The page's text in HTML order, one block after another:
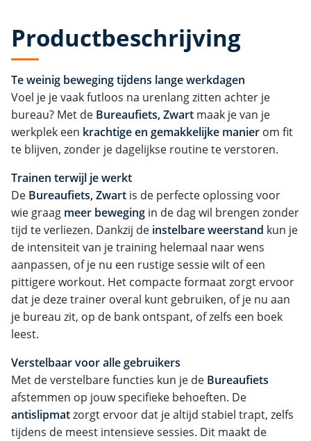
Productbeschrijving
Te weinig beweging tijdens lange werkdagen
Voel je je vaak futloos na urenlang zitten achter je
bureau? Met de Bureaufiets, Zwart maak je van je
werkplek een krachtige en gemakkelijke manier om fit
te blijven, zonder je dagelijkse routine te verstoren.
Trainen terwijl je werkt
De Bureaufiets, Zwart is de perfecte oplossing voor
wie graag meer beweging in de dag wil brengen zonder
tijd te verliezen. Dankzij de instelbare weerstand kun je
de intensiteit van je training helemaal naar wens
aanpassen, of je nu een rustige sessie wilt of een
pittigere workout. Het compacte formaat zorgt ervoor
dat je deze trainer overal kunt gebruiken, of je nu aan
je bureau zit, op de bank ontspant, of zelfs een boek
leest.
Verstelbaar voor alle gebruikers
Met de verstelbare functies kun je de Bureaufiets
afstemmen op jouw specifieke behoeften. De
antislipmatzorgt ervoor dat je altijd stabiel trapt, zelfs
tijdens de meest intensieve sessies. Dit maakt de